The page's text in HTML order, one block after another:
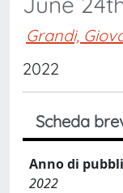
Grandi,
2022
Scheda
Anno di
2022